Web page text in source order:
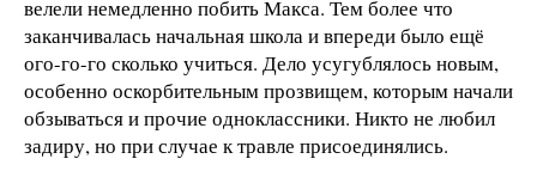
велели немедленно побить Макса. Тем более что
заканчивалась начальная школа и впереди было ещё
ого-го-го сколько учиться. Дело усугублялось новым,
особенно оскорбительным прозвищем, которым начали
обзываться и прочие одноклассники. Никто не любил
задиру, но при случае к травле присоединялись.